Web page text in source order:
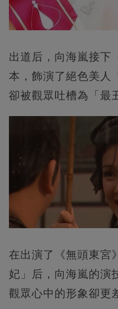
出道后，向海嵐接下
本，飾演了絕色美人
卻被觀眾吐槽為「最
在出演了《無頭東宮
妃」后，向海嵐的演
觀眾心中的形象卻更